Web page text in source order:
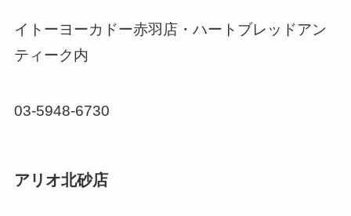
イトーヨーカドー赤羽店・ハートブレッドアン
ティーク内
03-5948-6730
アリオ北砂店